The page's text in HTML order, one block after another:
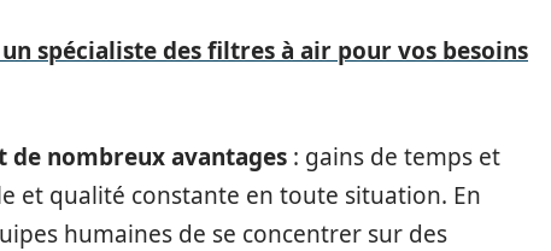
spécialiste des filtres à air pour vos besoins
de nombreux avantages : gains de temps et
et qualité constante en toute situation. En
humaines de se concentrer sur des